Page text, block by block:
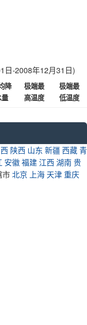
日-2008年12月31日)
降
极端最
高温度
极端最
低温度
陕西 山东 新疆 西藏 青
安徽福建 江西 湖南 贵
市北京 上海 天津 重庆